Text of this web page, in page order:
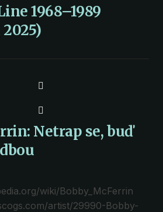
1968–1989
Netrap se, buď
wiki/Bobby_McFerrin
artist/29990-Bobby-